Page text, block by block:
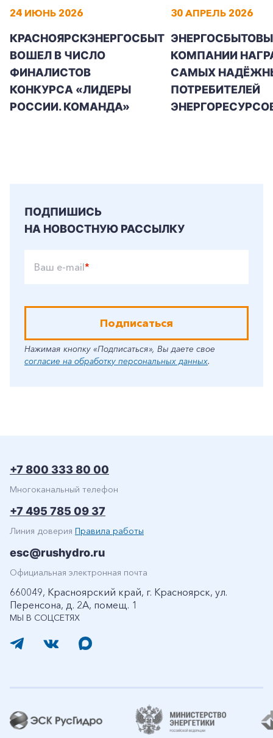
24 ИЮНЬ 2026
КРАСНОЯРСКЭНЕРГОСБЫТ
ВОШЕЛ В ЧИСЛО
ФИНАЛИСТОВ
КОНКУРСА «ЛИДЕРЫ
РОССИИ. КОМАНДА»
30 АПРЕЛЬ 2026
КОМПАНИИ
САМЫХ
ПОТРЕБИТЕЛЕЙ
ПОДПИШИСЬ
НА НОВОСТНУЮ РАССЫЛКУ
Ваш e-mail*
Подписаться
Нажимая кнопку «Подписаться», Вы даете свое
согласие на обработку персональных данных.
МЫ В СОЦСЕТЯХ
+7 800 333 80 00
Многоканальный телефон
+7 495 785 09 37
Линия доверия Правила работы
esc@rushydro.ru
Официальная электронная почта
660049, Красноярский край, г. Красноярск, ул.
Перенсона, д. 2А, помещ. 1